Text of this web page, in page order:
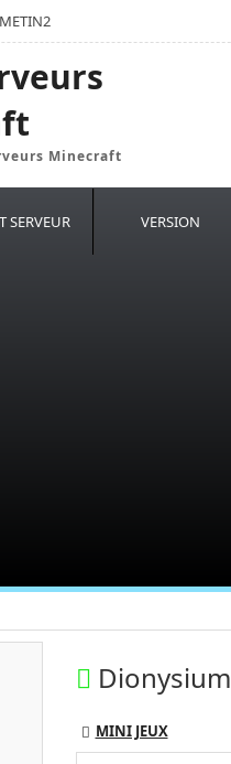
METIN2
Minecraft
SERVEUR VERSION
Dionysium
MINI JEUX